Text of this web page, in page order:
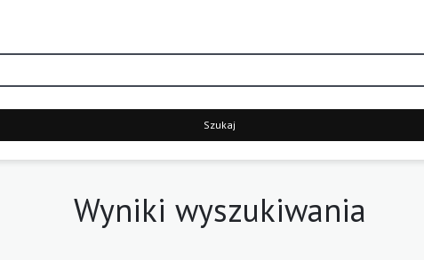
Szukaj
Wyniki wyszukiwania